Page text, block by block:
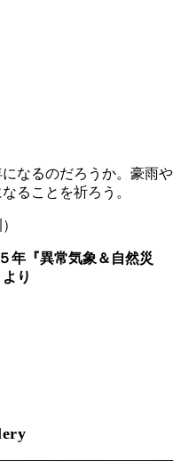
なるのだろうか。豪雨や
ることを祈ろう。
年『異常気象＆自然災
り